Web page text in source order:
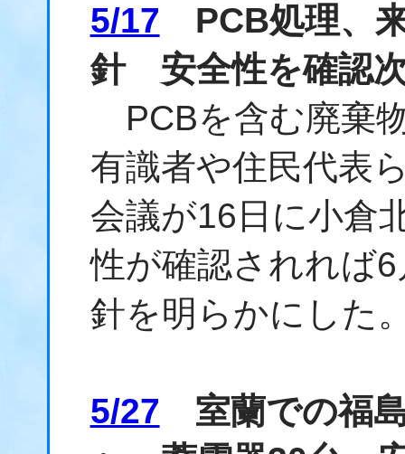
5/17 PCB処理、
針 安全性を確認
PCBを含む廃棄
有識者や住民代表
会議が16日に小倉
性が確認されれば
針を明らかにした
5/27 室蘭での福